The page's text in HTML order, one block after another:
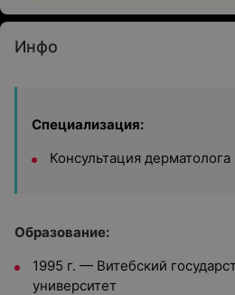
Инфо
Специализация:
Консультация дерматолога
Образование:
1995 г. — Витебский
университет